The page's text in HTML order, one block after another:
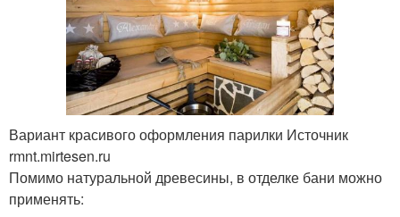
Вариант красивого оформления парилки Источник
rmnt.mirtesen.ru
Помимо натуральной древесины, в отделке бани можно
применять: